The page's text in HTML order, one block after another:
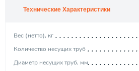
Технические Характеристики
Вес (нетто), кг
Количество несущих труб
Диаметр несущих труб, мм